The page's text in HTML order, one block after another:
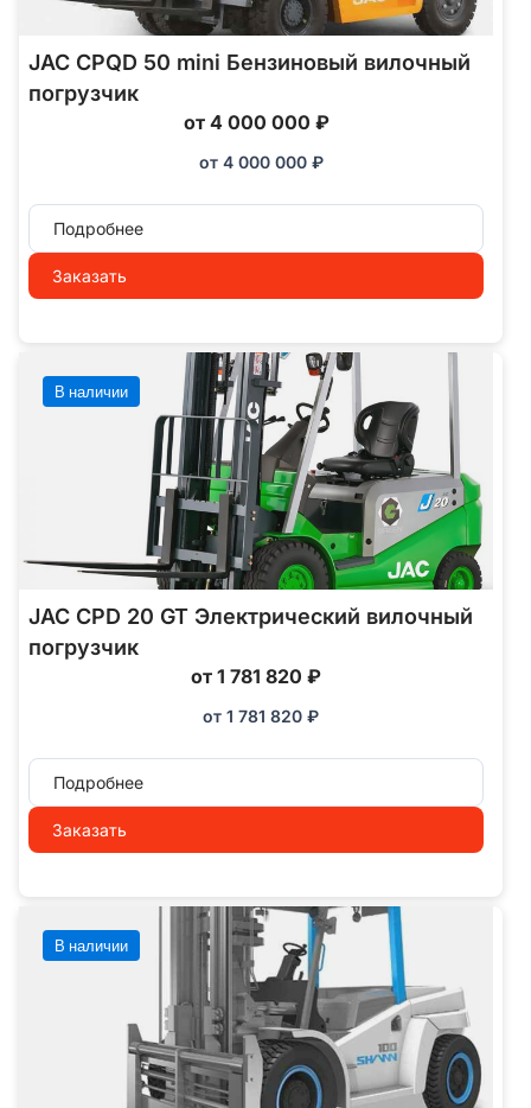
JAC CPQD 50 mini Бензиновый вилочный
погрузчик
от 4 000 000 ₽
от 4 000 000 ₽
Подробнее
Заказать
В наличии
JAC CPD 20 GT Электрический вилочный
погрузчик
от 1 781 820 ₽
от 1 781 820 ₽
Подробнее
Заказать
В наличии